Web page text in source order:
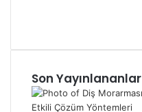
Son Yayınlananlar